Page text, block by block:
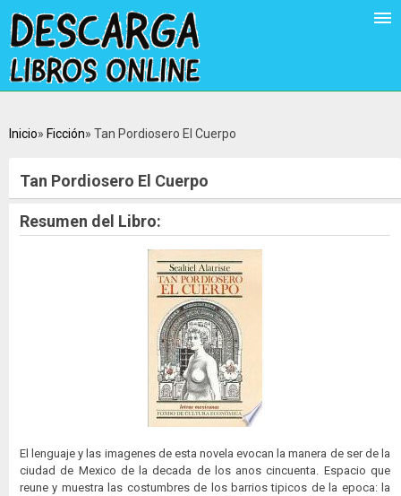
Inicio Ficción Tan Pordiosero El Cuerpo
Tan Pordiosero El Cuerpo
Resumen del Libro:
El lenguaje y las imagenes de esta novela evocan la manera de ser de la
ciudad de Mexico de la decada de los anos cincuenta. Espacio que
reune y muestra las costumbres de los barrios tipicos de la epoca: la